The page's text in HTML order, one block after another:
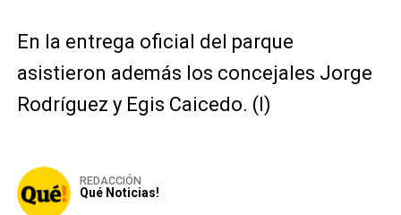
En la entrega oficial del parque
asistieron además los concejales Jorge
Rodríguez y Egis Caicedo. (I)
REDACCIÓN
Qué Noticias!